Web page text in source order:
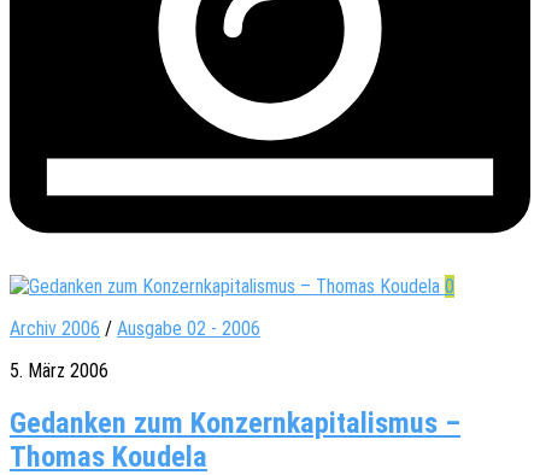
0
Archiv 2006 / Ausgabe 02 - 2006
5. März 2006
Gedanken zum Konzernkapitalismus –
Thomas Koudela